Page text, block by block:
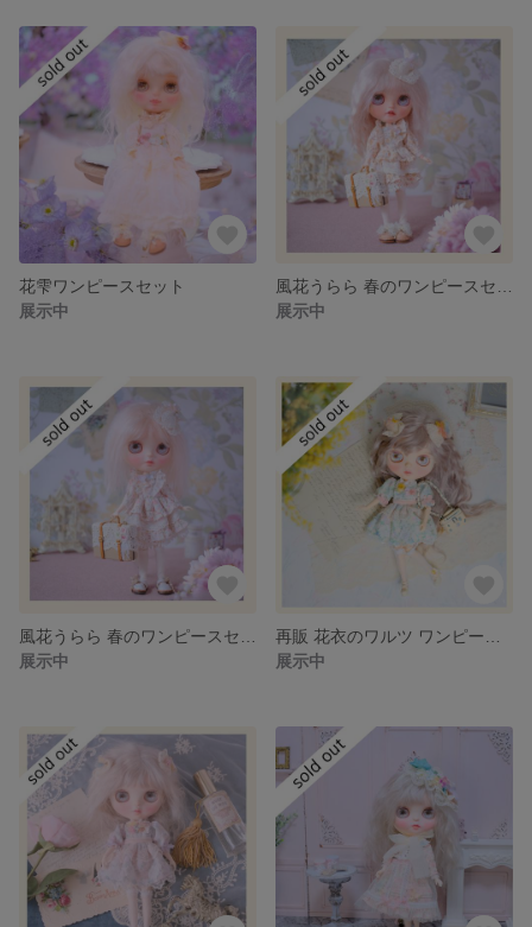
花雫ワンピースセット
展示中
展示中
展示中
展示中